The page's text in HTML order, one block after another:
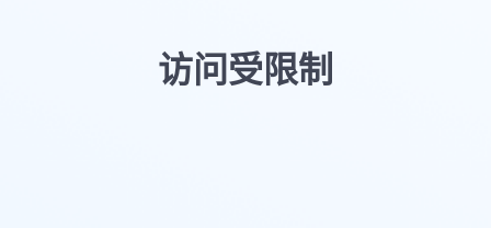
访问受限制